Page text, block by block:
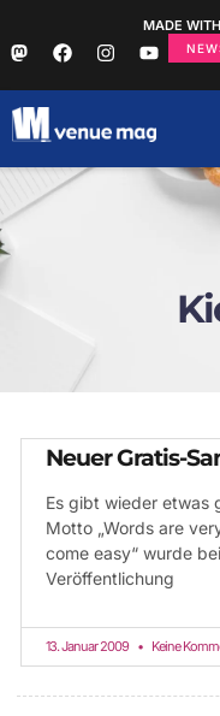
MADE
Neuer Gratis-
Es gibt wieder etwas
Motto „Words are
come easy“ wurde
Veröffentlichung
13. Januar 2009 Keine